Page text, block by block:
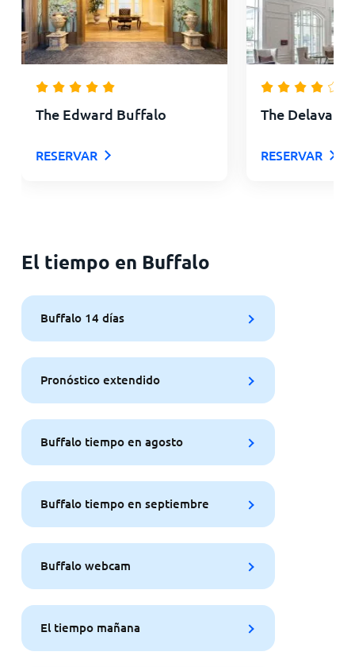
The Edward Buffalo
RESERVAR
The Delavan
RESERVAR
El tiempo en Buffalo
Buffalo 14 días
Pronóstico extendido
Buffalo tiempo en agosto
Buffalo tiempo en septiembre
Buffalo webcam
El tiempo mañana